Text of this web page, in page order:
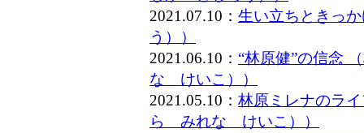
2021.07.10： 生い立ちときっ
う））
2021.06.10： “林原健”の信念
な けいこ））
2021.05.10： 林原ミレナのラ
ら みれな けいこ））